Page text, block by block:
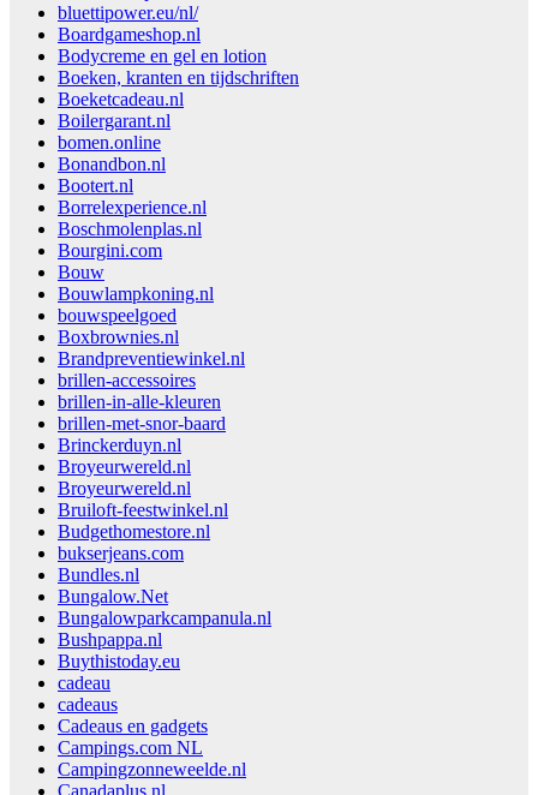
bluettipower.eu/nl/
Boardgameshop.nl
Bodycreme en gel en lotion
Boeken, kranten en tijdschriften
Boeketcadeau.nl
Boilergarant.nl
bomen.online
Bonandbon.nl
Bootert.nl
Borrelexperience.nl
Boschmolenplas.nl
Bourgini.com
Bouw
Bouwlampkoning.nl
bouwspeelgoed
Boxbrownies.nl
Brandpreventiewinkel.nl
brillen-accessoires
brillen-in-alle-kleuren
brillen-met-snor-baard
Brinckerduyn.nl
Broyeurwereld.nl
Broyeurwereld.nl
Bruiloft-feestwinkel.nl
Budgethomestore.nl
bukserjeans.com
Bundles.nl
Bungalow.Net
Bungalowparkcampanula.nl
Bushpappa.nl
Buythistoday.eu
cadeau
cadeaus
Cadeaus en gadgets
Campings.com NL
Campingzonneweelde.nl
Canadaplus.nl